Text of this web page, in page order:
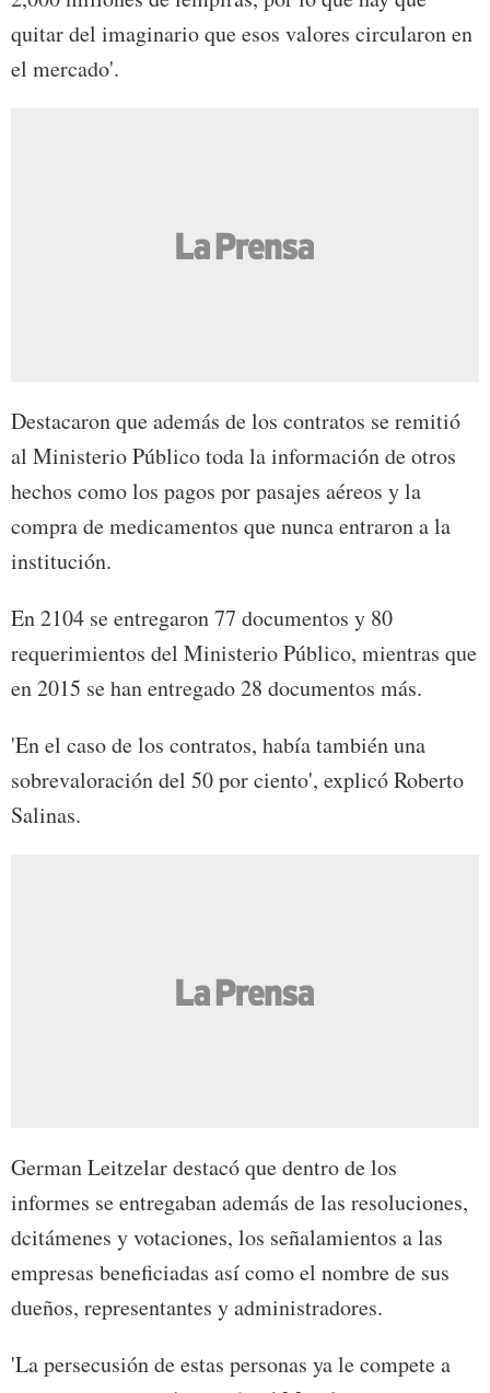
quitar del imaginario que esos valores circularon en
el mercado'.
Destacaron que además de los contratos se remitió
al Ministerio Público toda la información de otros
hechos como los pagos por pasajes aéreos y la
compra de medicamentos que nunca entraron a la
institución.
En 2104 se entregaron 77 documentos y 80
requerimientos del Ministerio Público, mientras que
en 2015 se han entregado 28 documentos más.
'En el caso de los contratos, había también una
sobrevaloración del 50 por ciento', explicó Roberto
Salinas.
German Leitzelar destacó que dentro de los
informes se entregaban además de las resoluciones,
dcitámenes y votaciones, los señalamientos a las
empresas beneficiadas así como el nombre de sus
dueños, representantes y administradores.
'La persecusión de estas personas ya le compete a